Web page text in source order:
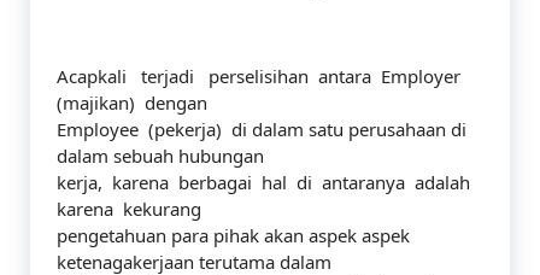
Acapkali terjadi perselisihan antara Employer
(majikan) dengan
Employee (pekerja) di dalam satu perusahaan di
dalam sebuah hubungan
kerja, karena berbagai hal di antaranya adalah
karena kekurang
pengetahuan para pihak akan aspek aspek
ketenagakerjaan terutama dalam